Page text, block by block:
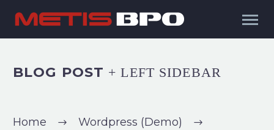
BLOG POST + LEFT SIDEBAR
Home
Wordpress (Demo)